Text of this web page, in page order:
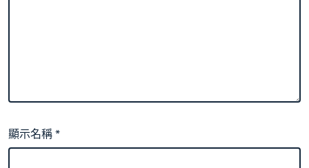
顯示名稱*